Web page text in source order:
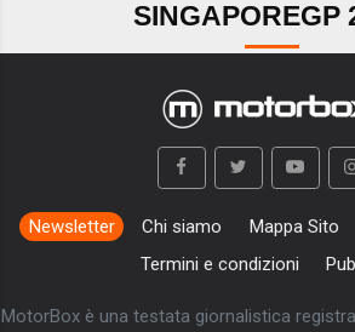
SINGAPOREGP
Newsletter Chi siamo Mappa Sito
Termini e condizioni
MotorBox è una testata giornalistica